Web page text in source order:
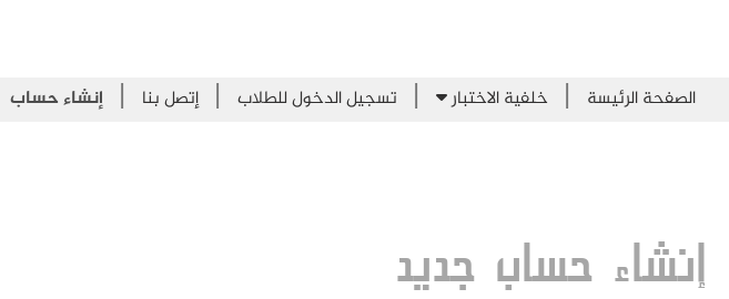
الصفحة الرئيسة | خلفية الاختبار | تسجيل الدخول للطلاب | إتصل بنا | إنشاء حساب
إنشاء حساب جديد